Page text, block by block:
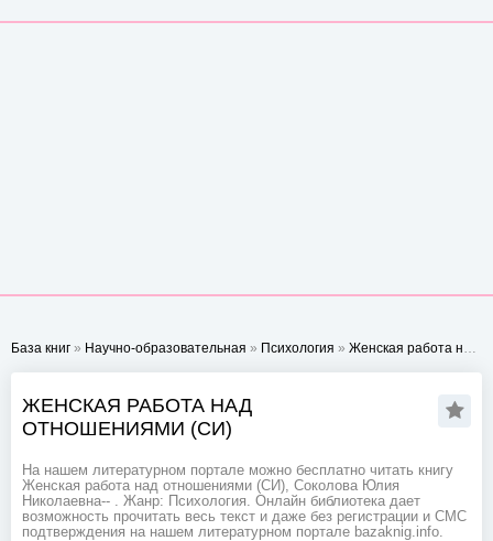
База книг » Научно-образовательная » Психология » Женская работа над отношениями (СИ)
ЖЕНСКАЯ РАБОТА НАД
ОТНОШЕНИЯМИ (СИ)
На нашем литературном портале можно бесплатно читать книгу
Женская работа над отношениями (СИ), Соколова Юлия
Николаевна-- . Жанр: Психология. Онлайн библиотека дает
возможность прочитать весь текст и даже без регистрации и СМС
подтверждения на нашем литературном портале bazaknig.info.